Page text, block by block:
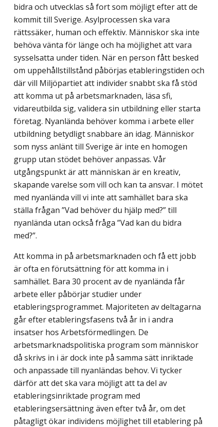
bidra och utvecklas så fort som möjligt efter att de
kommit till Sverige. Asylprocessen ska vara
rättssäker, human och effektiv. Människor ska inte
behöva vänta för länge och ha möjlighet att vara
sysselsatta under tiden. När en person fått besked
om uppehållstillstånd påbörjas etableringstiden och
där vill Miljöpartiet att individer snabbt ska få stöd
att komma ut på arbetsmarknaden, läsa sfi,
vidareutbilda sig, validera sin utbildning eller starta
företag. Nyanlända behöver komma i arbete eller
utbildning betydligt snabbare än idag. Människor
som nyss anlänt till Sverige är inte en homogen
grupp utan stödet behöver anpassas. Vår
utgångspunkt är att människan är en kreativ,
skapande varelse som vill och kan ta ansvar. I mötet
med nyanlända vill vi inte att samhället bara ska
ställa frågan ”Vad behöver du hjälp med?” till
nyanlända utan också fråga ”Vad kan du bidra
med?”.
Att komma in på arbetsmarknaden och få ett jobb
är ofta en förutsättning för att komma in i
samhället. Bara 30 procent av de nyanlända får
arbete eller påbörjar studier under
etableringsprogrammet. Majoriteten av deltagarna
går efter etableringsfasens två år in i andra
insatser hos Arbetsförmedlingen. De
arbetsmarknadspolitiska program som människor
då skrivs in i är dock inte på samma sätt inriktade
och anpassade till nyanländas behov. Vi tycker
därför att det ska vara möjligt att ta del av
etableringsinriktade program med
etableringsersättning även efter två år, om det
påtagligt ökar individens möjlighet till etablering på